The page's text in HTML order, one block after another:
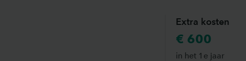
Extra kosten
€ 600
in het 1e jaar